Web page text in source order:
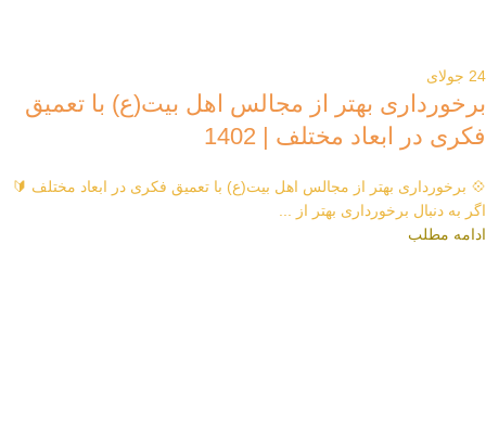
24 جولای
برخورداری بهتر از مجالس اهل بیت(ع) با تعمیق
فکری در ابعاد مختلف | 1402
💠 برخورداری بهتر از مجالس اهل بیت(ع) با تعمیق فکری در ابعاد مختلف 🔰
اگر به دنبال برخورداری بهتر از ...
ادامه مطلب